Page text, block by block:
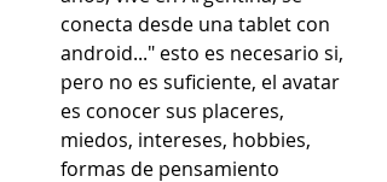
conecta desde una tablet con
android..." esto es necesario si,
pero no es suficiente, el avatar
es conocer sus placeres,
miedos, intereses, hobbies,
formas de pensamiento